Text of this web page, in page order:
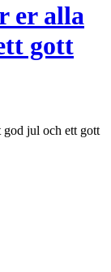
er alla
gott
jul och ett gott